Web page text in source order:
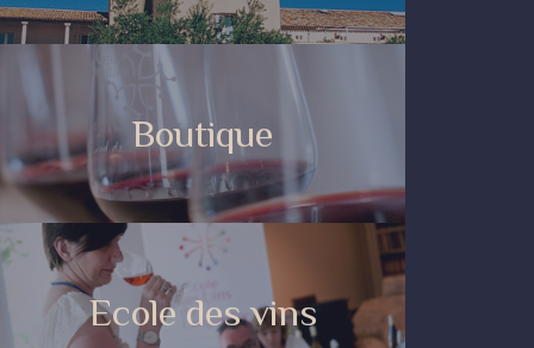
Boutique
Ecole des vins